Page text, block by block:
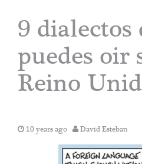
9 dialectos
puedes oir
Reino
10 years ago David Esteban